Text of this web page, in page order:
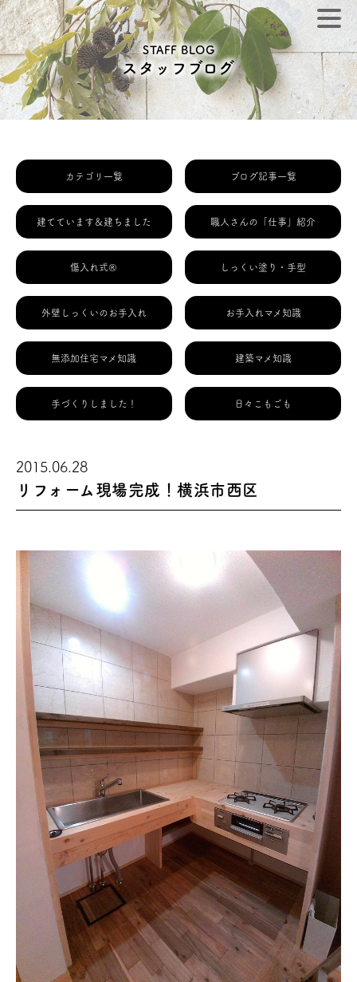
STAFF BLOG
スタッフブログ
カテゴリ一覧 ブログ記事一覧
建てています＆建ちました 職人さんの「仕事」紹介
傷入れ式® しっくい塗り・手型
外壁しっくいのお手入れ お手入れマメ知識
無添加住宅マメ知識 建築マメ知識
手づくりしました！ 日々こもごも
2015.06.28
リフォーム現場完成！横浜市西区